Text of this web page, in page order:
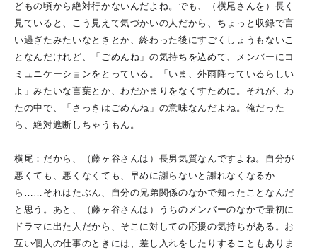
どもの頃から絶対行かないんだよね。でも、（横尾さんを）長く
見ていると、こう見えて気づかいの人だから、ちょっと収録で言
い過ぎたみたいなときとか、終わった後にすごくしょうもないこ
となんだけれど、「ごめんね」の気持ちを込めて、メンバーにコ
ミュニケーションをとっている。「いま、外雨降っているらしい
よ」みたいな言葉とか、わだかまりをなくすために。それが、わ
たの中で、「さっきはごめんね」の意味なんだよね。俺だった
ら、絶対遮断しちゃうもん。
横尾：だから、（藤ヶ谷さんは）長男気質なんですよね。自分が
悪くても、悪くなくても、早めに謝らないと謝れなくなるか
ら……それはたぶん、自分の兄弟関係のなかで知ったことなんだ
と思う。あと、（藤ヶ谷さんは）うちのメンバーのなかで最初に
ドラマに出た人だから、そこに対しての応援の気持ちがある。お
互い個人の仕事のときには、差し入れをしたりすることもありま